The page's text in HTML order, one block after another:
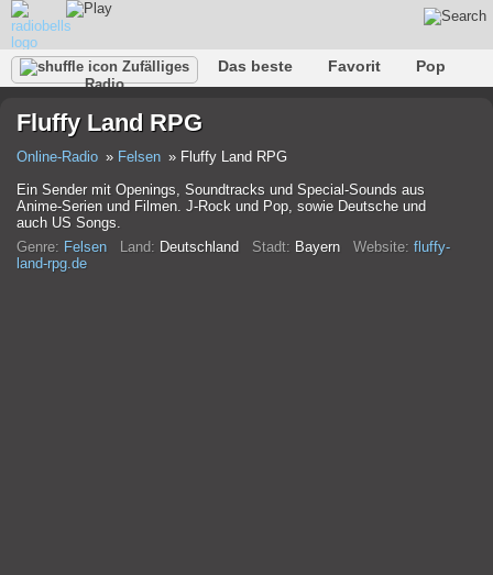
Zufälliges
Radio
Das beste Favorit
Pop
Rap
Trans Falk
Fluffy Land RPG
Online-Radio Felsen
Fluffy Land RPG
Ein Sender mit Openings, Soundtracks und Special-Sounds aus
Anime-Serien und Filmen. J-Rock und Pop, sowie Deutsche und
auch US Songs.
Genre: Felsen Land: Deutschland Stadt: Bayern Website: fluffy-
land-rpg.de